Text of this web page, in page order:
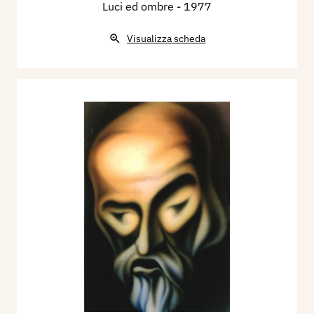
dei contorti fusti arborei, simili a driadi danzanti
naturale. In altre opere raffigurava talvolta
qualche oggetto decontestualizzato, come un
ombrello dalla copertura muschiosa, che,
librandosi nell’aria, sembrava alludere a certe
trovate surrealiste atte ad attivare meccanismi di
scambio tra realtà e finzione. Sono solo alcuni dei
lavori che l’artista mi mostrò nel corso del nostro
primo incontro, esempi di come, anche in età
avanzata, amasse dilettarsi instancabilmente
con le forme e i colori, attuando un “gioco”
Luci ed ombre - 1977
Visualizza scheda